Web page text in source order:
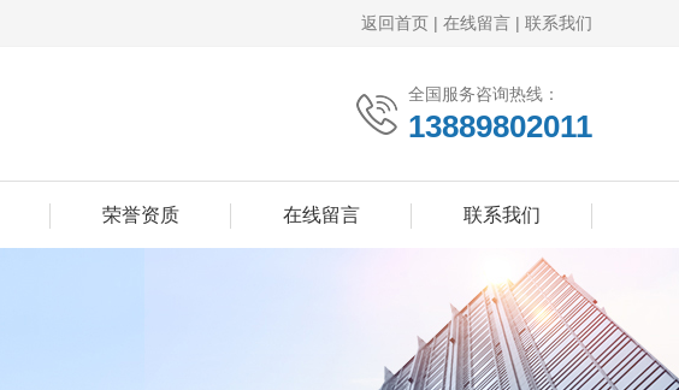
返回首页 | 在线留言 | 联系我们
全国服务咨询热线：
13889802011
荣誉资质 在线留言 联系我们